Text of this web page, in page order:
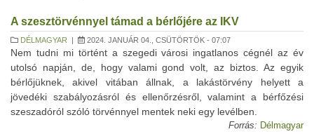
A szesztörvénnyel támad a bérlőjére az IKV
DÉLMAGYAR | 2024. JANUÁR 04., CSÜTÖRTÖK - 07:07
Nem tudni mi történt a szegedi városi ingatlanos cégnél az év
utolsó napján, de, hogy valami gond volt, az biztos. Az egyik
bérlőjüknek, akivel vitában állnak, a lakástörvény helyett a
jövedéki szabályozásról és ellenőrzésről, valamint a bérfőzési
szeszadóról szóló törvénnyel mentek neki egy levélben.
Forrás: Délmagyar